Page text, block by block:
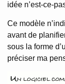
idée n’est-ce-
Ce modèle
avant de
sous la forme
préciser ma